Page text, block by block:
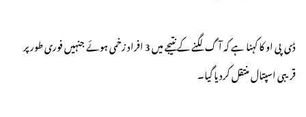
ڈی پی او کا کہنا ہے کہ آگ لگنے کے نتیجے میں 3 افراد زخمی ہوئے جنہیں فوری طور پر
قریبی اسپتال منتقل کردیا گیا۔